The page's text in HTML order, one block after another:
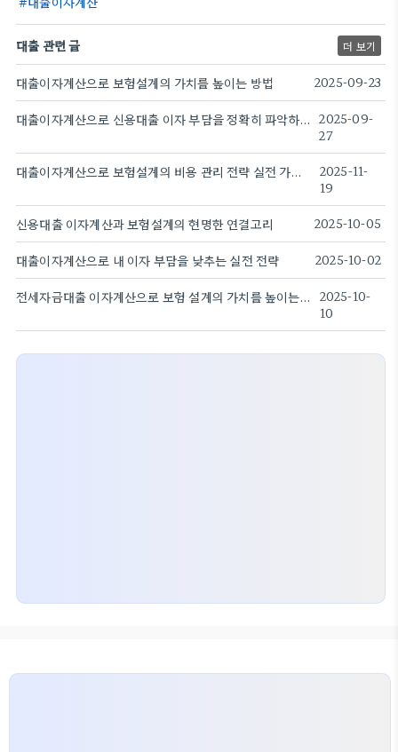
대출 관련 글 더 보기
대출이자계산으로 보험설계의 가치를 높이는 방법 2025-09-23
대출이자계산으로 신용대출 이자 부담을 정확히 파악하는 방법
2025-09-
27
대출이자계산으로 보험설계의 비용 관리 전략 실전 가이드
2025-11-
19
신용대출 이자계산과 보험설계의 현명한 연결고리 2025-10-05
대출이자계산으로 내 이자 부담을 낮추는 실전 전략 2025-10-02
전세자금대출 이자계산으로 보험 설계의 가치를 높이는 방법
2025-10-
10